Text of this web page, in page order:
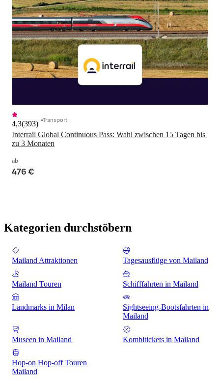
Interrail Global Continuous Pass: Wahl zwischen 15 Tagen bis
zu 3 Monaten
4,3(393) Transport
ab
476 €
Kategorien durchstöbern
Mailand Attraktionen Tagesausflüge von Mailand
Mailand Touren Schifffahrten in Mailand
Landmarks in Milan
Sightseeing-Bootsfahrten in
Mailand
Museen in Mailand Kombitickets in Mailand
Hop-on Hop-off Touren
Mailand